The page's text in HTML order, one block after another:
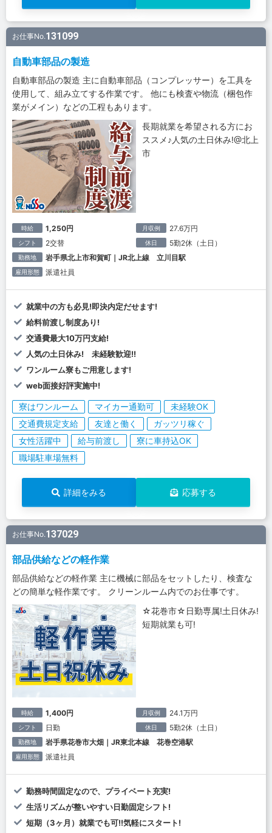
お仕事No.131099
自動車部品の製造
自動車部品の製造 主に自動車部品（コンプレッサー）を工具を
使用して、組み立てする作業です。 他にも検査や物流（梱包作
業がメイン）などの工程もあります。
長期就業を希望される方にお
ススメ♪人気の土日休み!@北上
市
時給 1,250円 月収例 27.6万円
シフト 2交替 休日 5勤2休（土日）
勤務地 岩手県北上市和賀町｜JR北上線 立川目駅
雇用形態 派遣社員
就業中の方も必見!即決内定だせます!
給料前渡し制度あり!
交通費最大10万円支給!
人気の土日休み! 未経験歓迎!!
ワンルーム寮もご用意します!
web面接好評実施中!
寮はワンルーム マイカー通勤可
未経験OK
交通費規定支給
友達と働く
ガッツリ稼ぐ
女性活躍中
給与前渡し
寮に車持込OK
職場駐車場無料
詳細をみる 応募する
お仕事No.137029
部品供給などの軽作業
部品供給などの軽作業 主に機械に部品をセットしたり、検査な
どの簡単な軽作業です。 クリーンルーム内でのお仕事です。
☆花巻市☆日勤専属!土日休み!
短期就業も可!
時給 1,400円 月収例 24.1万円
シフト 日勤 休日 5勤2休（土日）
勤務地 岩手県花巻市大畑｜JR東北本線 花巻空港駅
雇用形態 派遣社員
勤務時間固定なので、プライベート充実!
生活リズムが整いやすい日勤固定シフト!
短期（3ヶ月）就業でも可!!気軽にスタート!